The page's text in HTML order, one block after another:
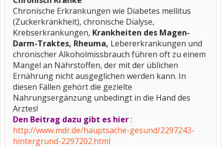
Chronische Erkrankungen wie Diabetes mellitus
(Zuckerkrankheit), chronische Dialyse,
Krebserkrankungen, Krankheiten des Magen-
Darm-Traktes, Rheuma, Lebererkrankungen und
chronischer Alkoholmissbrauch führen oft zu einem
Mangel an Nährstoffen, der mit der üblichen
Ernährung nicht ausgeglichen werden kann. In
diesen Fällen gehört die gezielte
Nahrungsergänzung unbedingt in die Hand des
Arztes!
Den Beitrag dazu gibt es hier:
http://www.mdr.de/hauptsache-gesund/2297243-
hintergrund-2297202.html